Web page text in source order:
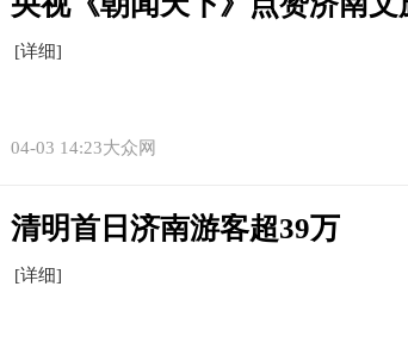
[详细]
04-03 14:23大众网
清明首日济南游客超39万
[详细]